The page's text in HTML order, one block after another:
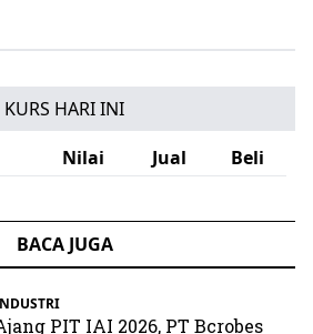
KURS HARI INI
Nilai Jual Beli
BACA JUGA
PIT IAI 2026, PT Bcrobes